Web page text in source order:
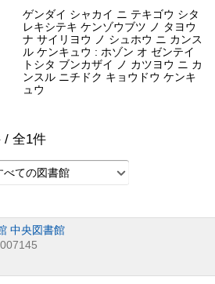
ゲンダイ シャカイ ニ テキゴウ シタ
レキシテキ ケンゾウブツ ノ タヨウ
ナ サイリヨウ ノ シュホウ ニ カンス
ル ケンキュウ : ホゾン オ ゼンテイ
トシタ ブンカザイ ノ カツヨウ ニ カ
ンスル ニチドク キョウドウ ケンキ
ュウ
/ 全1件
べての図書館
中央図書館